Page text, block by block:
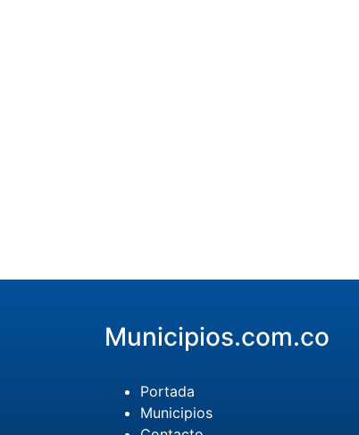
Municipios.com.co
Portada
Municipios